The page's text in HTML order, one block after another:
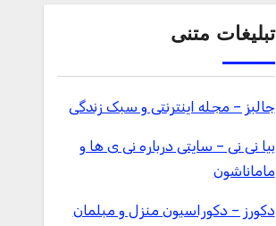
تبلیغات متنی
جالبز – مجله اینترنتی و سبک زندگی
بیا نی نی – سایتی درباره نی ی ها و
ماماناشون
دکورز – دکوراسیون منزل و مبلمان